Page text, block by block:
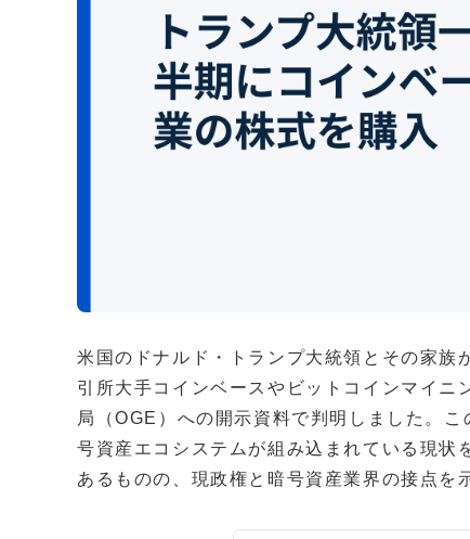
米国のドナルド・トランプ大統領とその家
引所大手コインベースやビットコインマイニ
局（OGE）への開示資料で判明しました。
号資産エコシステムが組み込まれている現状
あるものの、現政権と暗号資産業界の接点を